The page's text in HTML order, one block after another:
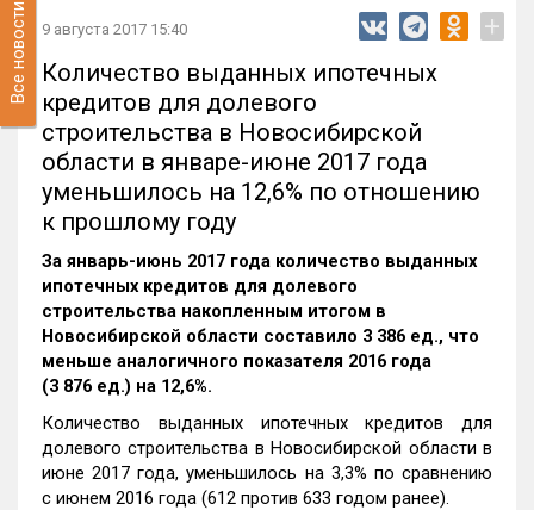
Все новости 9 августа 2017 15:40 +
Количество выданных ипотечных
кредитов для долевого
строительства в Новосибирской
области в январе-июне 2017 года
уменьшилось на 12,6% по отношению
к прошлому году
За январь-июнь 2017 года количество выданных
ипотечных кредитов для долевого
строительства накопленным итогом в
Новосибирской области составило 3 386 ед., что
меньше аналогичного показателя 2016 года
(3 876 ед.) на 12,6%.
Количество выданных ипотечных кредитов для
долевого строительства в Новосибирской области в
июне 2017 года, уменьшилось на 3,3% по сравнению
с июнем 2016 года (612 против 633 годом ранее).